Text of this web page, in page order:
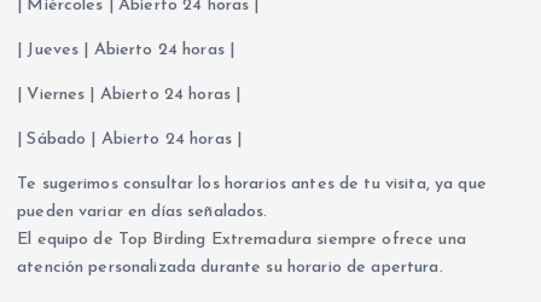
| Miércoles | Abierto 24 horas |
| Jueves | Abierto 24 horas |
| Viernes | Abierto 24 horas |
| Sábado | Abierto 24 horas |
Te sugerimos consultar los horarios antes de tu visita, ya que
pueden variar en días señalados.
El equipo de Top Birding Extremadura siempre ofrece una
atención personalizada durante su horario de apertura.